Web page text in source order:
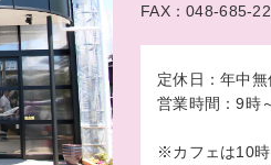
FAX：048-685-
定休日：年中無
営業時間：9時
※カフェは10